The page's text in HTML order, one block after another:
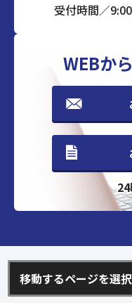
受付時間／
WEBか